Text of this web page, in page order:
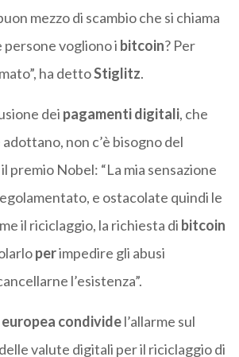
mezzo di scambio che si chiama
persone vogliono i bitcoin? Per
ha dettoStiglitz.
dei pagamenti digitali, che
non c’è bisogno del
premio Nobel: “La mia sensazione
e ostacolate quindi le
il riciclaggio, la richiesta di bitcoin
perimpedire gli abusi
l’esistenza”.
condividel’allarme sul
valute digitali per il riciclaggio di